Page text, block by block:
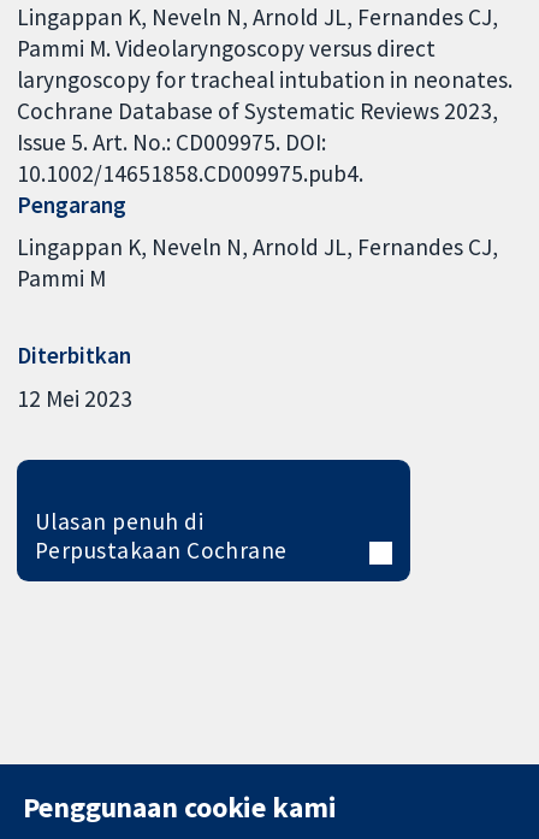
Lingappan K, Neveln N, Arnold JL, Fernandes CJ,
Pammi M. Videolaryngoscopy versus direct
laryngoscopy for tracheal intubation in neonates.
Cochrane Database of Systematic Reviews 2023,
Issue 5. Art. No.: CD009975. DOI:
10.1002/14651858.CD009975.pub4.
Pengarang
Lingappan K Neveln N Arnold JL Fernandes CJ
Pammi M
Diterbitkan
12 Mei 2023
Ulasan penuh di
Perpustakaan Cochrane
Penggunaan cookie kami